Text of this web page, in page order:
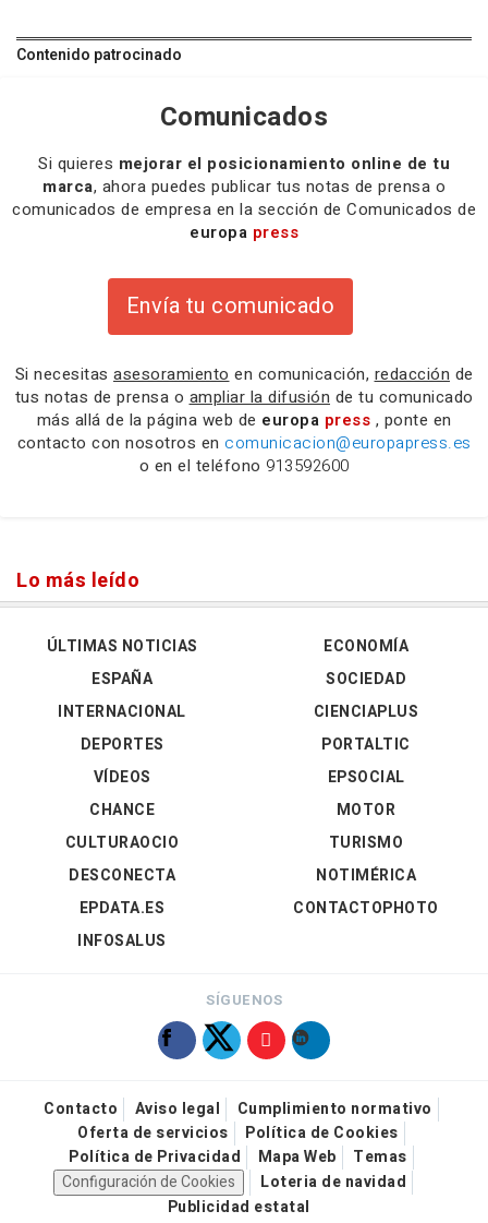
Contenido patrocinado
Comunicados
Si quieres mejorar el posicionamiento online de tu
marca, ahora puedes publicar tus notas de prensa o
comunicados de empresa en la sección de Comunicados de
europa press
Envía tu comunicado
Si necesitas asesoramiento en comunicación, redacción de
tus notas de prensa o ampliar la difusión de tu comunicado
más allá de la página web de europa press , ponte en
contacto con nosotros en comunicacion@europapress.es
o en el teléfono 913592600
Lo más leído
ÚLTIMAS NOTICIAS
ESPAÑA
INTERNACIONAL
DEPORTES
VÍDEOS
ECONOMÍA
SOCIEDAD
CIENCIAPLUS
PORTALTIC
EPSOCIAL
CHANCE
CULTURAOCIO
DESCONECTA
EPDATA.ES
INFOSALUS
MOTOR
TURISMO
NOTIMÉRICA
CONTACTOPHOTO
SÍGUENOS
Contacto Aviso legal
Cumplimiento normativo
Oferta de servicios
Política de Cookies
Política de Privacidad
Mapa Web
Temas
Configuración de Cookies
Loteria de navidad
Publicidad estatal